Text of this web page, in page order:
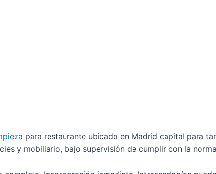
para restaurante ubicado en Madrid capital para
y mobiliario, bajo supervisión de cumplir con la